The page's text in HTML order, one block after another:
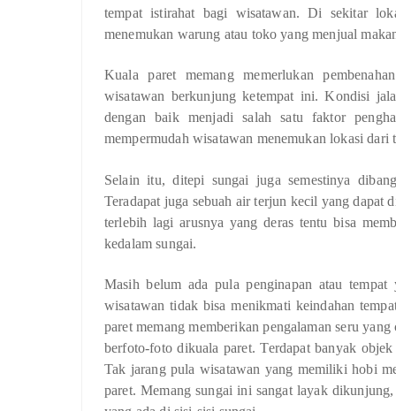
tempat istirahat bagi wisatawan. Di sekitar
menemukan warung atau toko yang menjual
Kuala paret memang memerlukan
wisatawan berkunjung ketempat ini. Kondisi
dengan baik menjadi salah satu faktor
mempermudah wisatawan menemukan lokasi dari
Selain itu, ditepi sungai juga semestinya
Teradapat juga sebuah air terjun kecil yang
terlebih lagi arusnya yang deras tentu bisa
kedalam sungai.
Masih belum ada pula penginapan atau
wisatawan tidak bisa menikmati keindahan
paret memang memberikan pengalaman seru
berfoto-foto dikuala paret. Terdapat banyak
Tak jarang pula wisatawan yang memiliki hobi
paret. Memang sungai ini sangat layak